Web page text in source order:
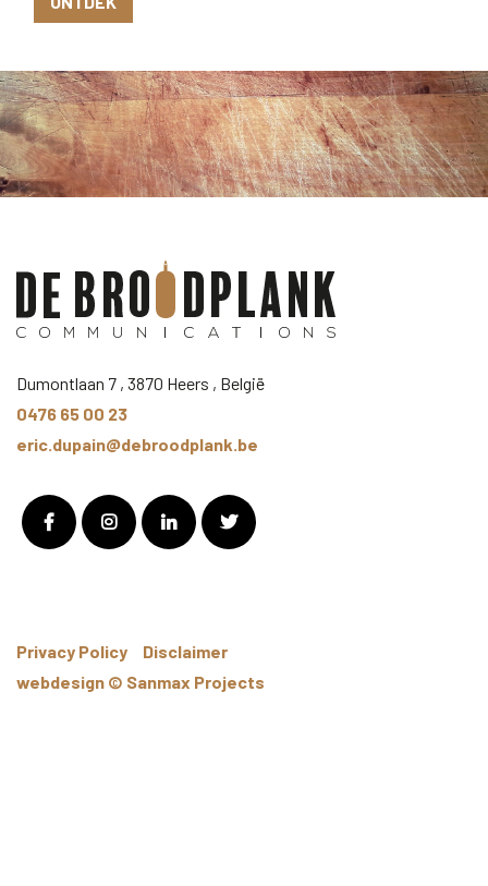
Dumontlaan 7 , 3870 Heers , België
0476 65 00 23
eric.dupain@debroodplank.be
FacebookInstagramLinkedInTwitter
Privacy Policy
Disclaimer
webdesign © Sanmax Projects